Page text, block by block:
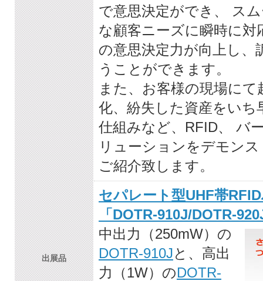
出展品
で意思決定ができ、 ス
な顧客ニーズに瞬時に
の意思決定力が向上し、
うことができます。
また、お客様の現場に
化、紛失した資産をいち
仕組みなど、RFID、 バ
リューションをデモン
ご紹介致します。
セパレート型UHF帯
「DOTR-910J/DOTR-
中出力（250mW）の
DOTR-910Jと、高出
力（1W）のDOTR-